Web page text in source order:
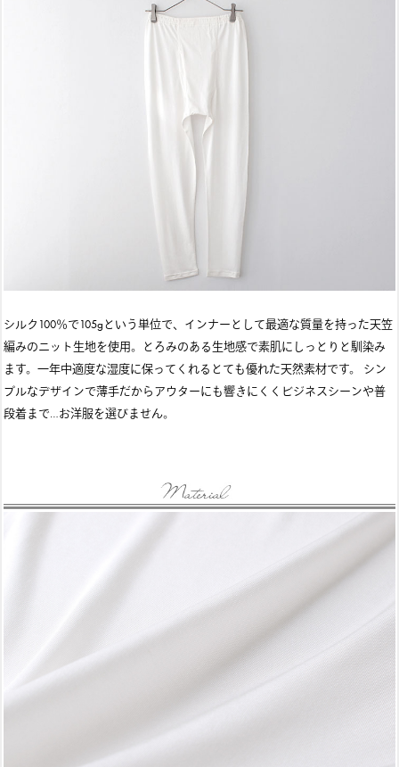
シルク100％で105gという単位で、インナーとして最適な質量を持った天笠
編みのニット生地を使用。とろみのある生地感で素肌にしっとりと馴染み
ます。一年中適度な湿度に保ってくれるとても優れた天然素材です。 シン
プルなデザインで薄手だからアウターにも響きにくくビジネスシーンや普
段着まで…お洋服を選びません。